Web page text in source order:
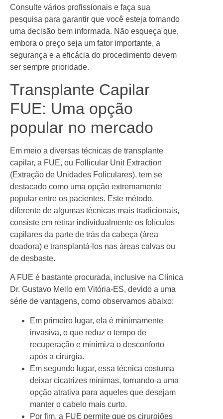
Consulte vários profissionais e faça sua
pesquisa para garantir que você esteja tomando
uma decisão bem informada. Não esqueça que,
embora o preço seja um fator importante, a
segurança e a eficácia do procedimento devem
ser sempre prioridade.
Transplante Capilar
FUE: Uma opção
popular no mercado
Em meio a diversas técnicas de transplante
capilar, a FUE, ou Follicular Unit Extraction
(Extração de Unidades Foliculares), tem se
destacado como uma opção extremamente
popular entre os pacientes. Este método,
diferente de algumas técnicas mais tradicionais,
consiste em retirar individualmente os folículos
capilares da parte de trás da cabeça (área
doadora) e transplantá-los nas áreas calvas ou
de desbaste.
A FUE é bastante procurada, inclusive na Clínica
Dr. Gustavo Mello em Vitória-ES, devido a uma
série de vantagens, como observamos abaixo:
Em primeiro lugar, ela é minimamente
invasiva, o que reduz o tempo de
recuperação e minimiza o desconforto
após a cirurgia.
Em segundo lugar, essa técnica costuma
deixar cicatrizes mínimas, tornando-a uma
opção atrativa para aqueles que desejam
manter o cabelo mais curto.
Por fim, a FUE permite que os cirurgiões